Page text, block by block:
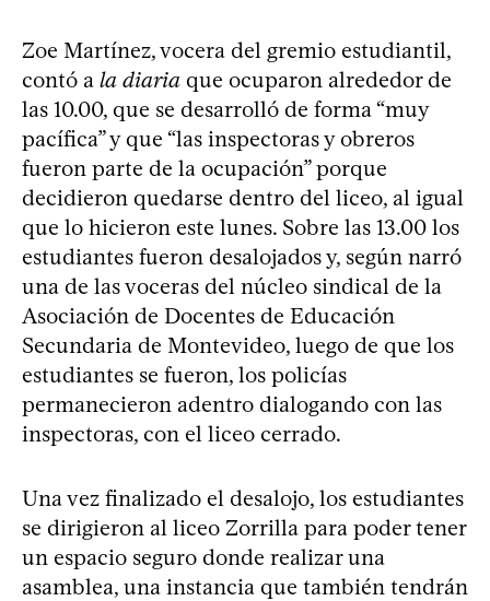
Zoe Martínez, vocera del gremio estudiantil,
contó a la diaria que ocuparon alrededor de
las 10.00, que se desarrolló de forma “muy
pacífica” y que “las inspectoras y obreros
fueron parte de la ocupación” porque
decidieron quedarse dentro del liceo, al igual
que lo hicieron este lunes. Sobre las 13.00 los
estudiantes fueron desalojados y, según narró
una de las voceras del núcleo sindical de la
Asociación de Docentes de Educación
Secundaria de Montevideo, luego de que los
estudiantes se fueron, los policías
permanecieron adentro dialogando con las
inspectoras, con el liceo cerrado.
Una vez finalizado el desalojo, los estudiantes
se dirigieron al liceo Zorrilla para poder tener
un espacio seguro donde realizar una
asamblea, una instancia que también tendrán